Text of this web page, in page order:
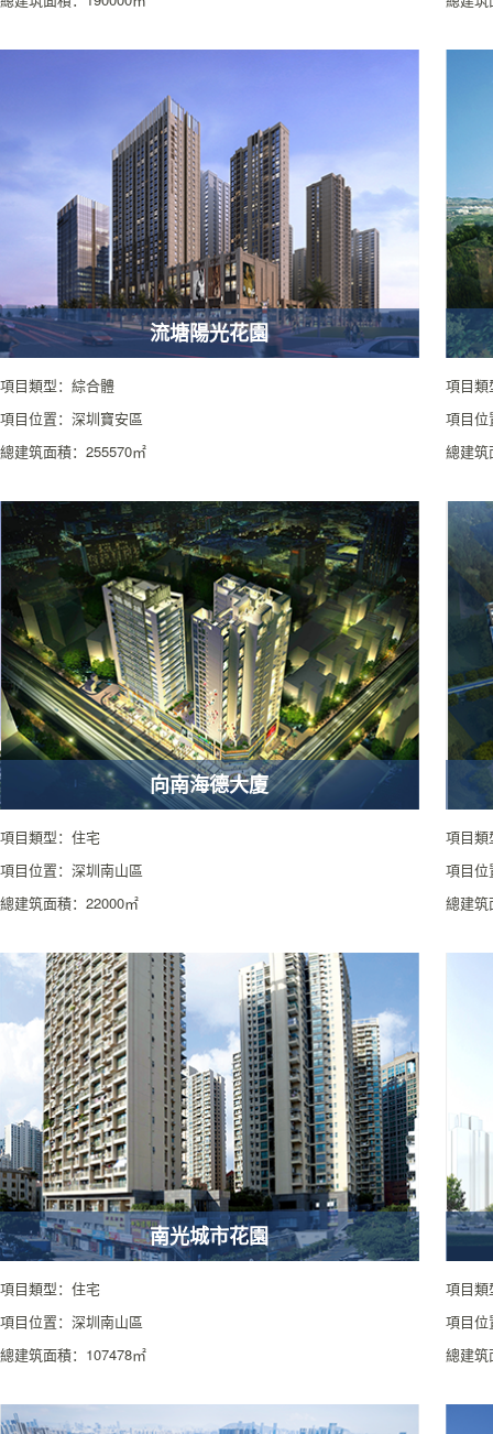
流塘陽光花園
項目類型：綜合體
項目位置：深圳寶安區
總建筑面積：255570㎡
項目類
項目位
總建筑
向南海德大廈
項目類型：住宅
項目位置：深圳南山區
總建筑面積：22000㎡
項目類
項目位
總建筑
南光城市花園
項目類型：住宅
項目位置：深圳南山區
總建筑面積：107478㎡
項目類
項目位
總建筑